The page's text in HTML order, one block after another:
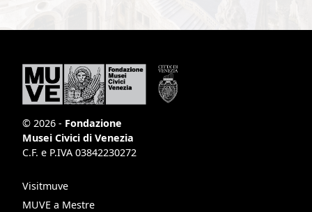
© 2026 - Fondazione
Musei Civici di Venezia
C.F. e P.IVA 03842230272
Visitmuve
MUVE a Mestre